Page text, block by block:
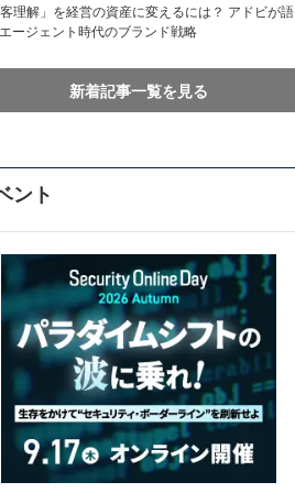
客理解」を経営の資産に変えるには？ アドビが語
ージェント時代のブランド戦略
新着記事一覧を見る
ント